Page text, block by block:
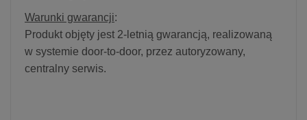
Warunki gwarancji:
Produkt objęty jest 2-letnią gwarancją, realizowaną
w systemie door-to-door, przez autoryzowany,
centralny serwis.